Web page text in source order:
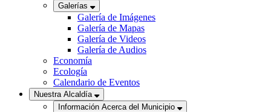
Galerías
Galería de Imágenes
Galería de Mapas
Galería de Videos
Galería de Audios
Economía
Ecología
Calendario de Eventos
Nuestra Alcaldía
Información Acerca del Municipio